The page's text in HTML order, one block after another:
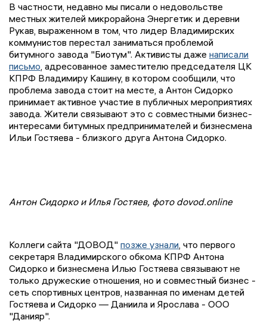
В частности, недавно мы писали о недовольстве
местных жителей микрорайона Энергетик и деревни
Рукав, выраженном в том, что лидер Владимирских
коммунистов перестал заниматься проблемой
битумного завода "Биотум". Активисты даже написали
письмо, адресованное заместителю председателя ЦК
КПРФ Владимиру Кашину, в котором сообщили, что
проблема завода стоит на месте, а Антон Сидорко
принимает активное участие в публичных мероприятиях
завода. Жители связывают это с совместными бизнес-
интересами битумных предпринимателей и бизнесмена
Ильи Гостяева - близкого друга Антона Сидорко.
Антон Сидорко и Илья Гостяев, фото dovod.online
Коллеги сайта "ДОВОД" позже узнали, что первого
секретаря Владимирского обкома КПРФ Антона
Сидорко и бизнесмена Илью Гостяева связывают не
только дружеские отношения, но и совместный бизнес -
сеть спортивных центров, названная по именам детей
Гостяева и Сидорко — Даниила и Ярослава - ООО
"Данияр".